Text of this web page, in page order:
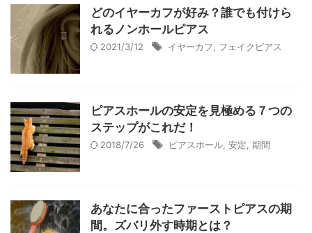
どのイヤーカフが好み？誰でも付けら
れるノンホールピアス
2021/3/12 イヤーカフ フェイクピアス
ピアスホールの安定を見極める７つの
ステップがこれだ！
2018/7/26 ピアスホール 安定 期間
あなたに合ったファーストピアスの期
間。ズバリ外す時期とは？